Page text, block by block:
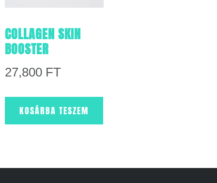
COLLAGEN SKIN
BOOSTER
27,800 FT
KOSÁRBA TESZEM